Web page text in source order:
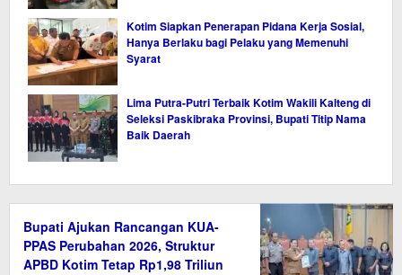
Kotim Siapkan Penerapan Pidana Kerja Sosial,
Hanya Berlaku bagi Pelaku yang Memenuhi
Syarat
Lima Putra-Putri Terbaik Kotim Wakili Kalteng di
Seleksi Paskibraka Provinsi, Bupati Titip Nama
Baik Daerah
Bupati Ajukan Rancangan KUA-
PPAS Perubahan 2026, Struktur
APBD Kotim Tetap Rp1,98 Triliun